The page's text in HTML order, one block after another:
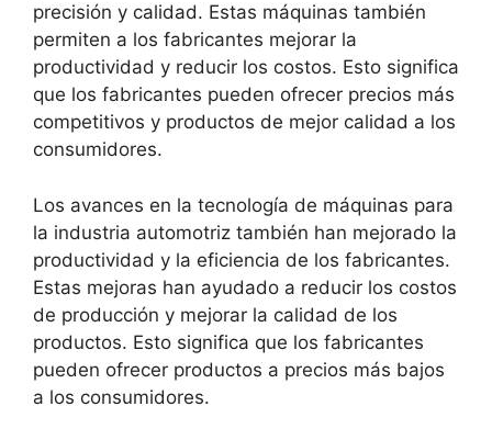
precisión y calidad. Estas máquinas también
permiten a los fabricantes mejorar la
productividad y reducir los costos. Esto significa
que los fabricantes pueden ofrecer precios más
competitivos y productos de mejor calidad a los
consumidores.
Los avances en la tecnología de máquinas para
la industria automotriz también han mejorado la
productividad y la eficiencia de los fabricantes.
Estas mejoras han ayudado a reducir los costos
de producción y mejorar la calidad de los
productos. Esto significa que los fabricantes
pueden ofrecer productos a precios más bajos
a los consumidores.